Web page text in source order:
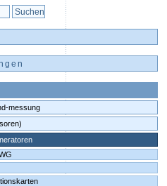
messung